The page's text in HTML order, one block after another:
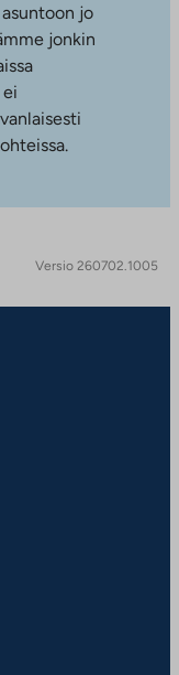
jo
jonkin
Versio 260702.1005